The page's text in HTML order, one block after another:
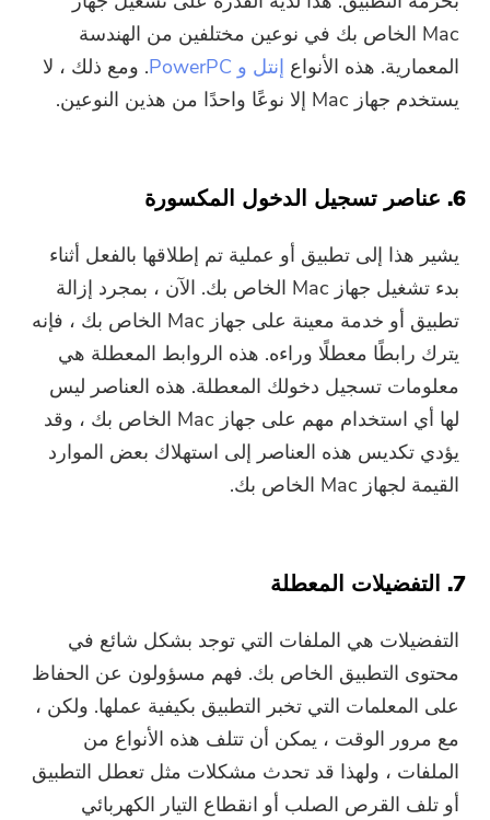
Mac الخاص بك في نوعين مختلفين من الهندسة
المعمارية. هذه الأنواع إنتل و PowerPC
. ومع ذلك ، لا
يستخدم جهاز Mac إلا نوعًا واحدًا من هذين النوعين.
6. عناصر تسجيل الدخول المكسورة
يشير هذا إلى تطبيق أو عملية تم إطلاقها بالفعل أثناء
بدء تشغيل جهاز Mac الخاص بك. الآن ، بمجرد إزالة
تطبيق أو خدمة معينة على جهاز Mac الخاص بك ، فإنه
يترك رابطًا معطلًا وراءه. هذه الروابط المعطلة هي
معلومات تسجيل دخولك المعطلة. هذه العناصر ليس
لها أي استخدام مهم على جهاز Mac الخاص بك ، وقد
يؤدي تكديس هذه العناصر إلى استهلاك بعض الموارد
القيمة لجهاز Mac الخاص بك.
7. التفضيلات المعطلة
التفضيلات هي الملفات التي توجد بشكل شائع في
محتوى التطبيق الخاص بك. فهم مسؤولون عن الحفاظ
على المعلمات التي تخبر التطبيق بكيفية عملها. ولكن ،
مع مرور الوقت ، يمكن أن تتلف هذه الأنواع من
الملفات ، ولهذا قد تحدث مشكلات مثل تعطل التطبيق
أو تلف القرص الصلب أو انقطاع التيار الكهربائي